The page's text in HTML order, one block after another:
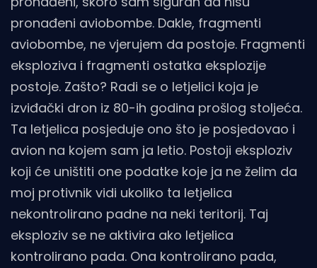
pronađeni aviobombe. Dakle, fragmenti
aviobombe, ne vjerujem da postoje. Fragmenti
eksploziva i fragmenti ostatka eksplozije
postoje. Zašto? Radi se o letjelici koja je
izviđački dron iz 80-ih godina prošlog stoljeća.
Ta letjelica posjeduje ono što je posjedovao i
avion na kojem sam ja letio. Postoji eksploziv
koji će uništiti one podatke koje ja ne želim da
moj protivnik vidi ukoliko ta letjelica
nekontrolirano padne na neki teritorij. Taj
eksploziv se ne aktivira ako letjelica
kontrolirano pada. Ona kontrolirano pada,